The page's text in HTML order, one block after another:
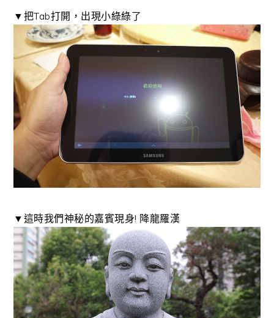
▼把Tab打開，出現小綠綠了
▼這時我們神秘的嘉賓現身! 降龍羅漢